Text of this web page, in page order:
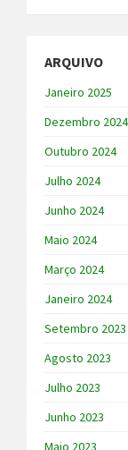
ARQUIVO
Janeiro 2025
Dezembro 2024
Outubro 2024
Julho 2024
Junho 2024
Maio 2024
Março 2024
Janeiro 2024
Setembro 2023
Agosto 2023
Julho 2023
Junho 2023
Maio 2023